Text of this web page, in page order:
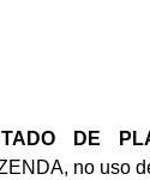
DE
no uso